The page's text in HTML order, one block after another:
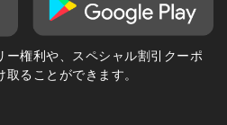
ー権利や、スペシャル割引クーポ
ることができます。